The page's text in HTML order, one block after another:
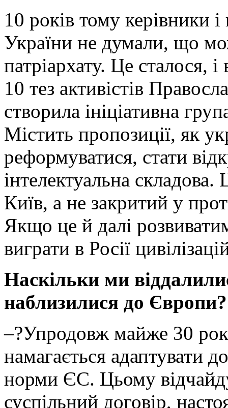
10 років тому керівники
України не думали, що
патріархату. Це сталося,
10 тез активістів
створила ініціативна
Містить пропозиції, як
реформуватися, стати
інтелектуальна
Київ, а не закритий у
Якщо це й далі
виграти в Росії
Наскільки ми
наблизилися до Європи?
–?Упродовж майже 30
намагається адаптувати
норми ЄС. Цьому
суспільний договір,